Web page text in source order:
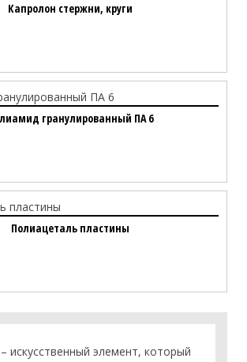
Капролон стержни, круги
гранулированный ПА 6
Полиацеталь пластины
искусственный элемент, который